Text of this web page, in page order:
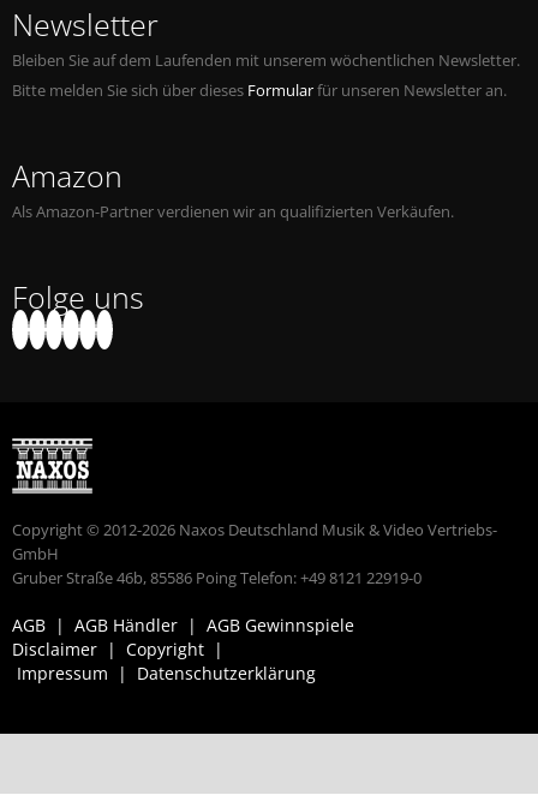
Newsletter
Bleiben Sie auf dem Laufenden mit unserem wöchentlichen Newsletter.
Bitte melden Sie sich über dieses Formularfür unseren Newsletter an.
Amazon
Als Amazon-Partner verdienen wir an qualifizierten Verkäufen.
Folge uns
Copyright © 2012-2026 Naxos Deutschland Musik & Video Vertriebs-
GmbH
Gruber Straße 46b, 85586 Poing Telefon: +49 8121 22919-0
AGB | AGB Händler | AGB Gewinnspiele
Disclaimer | Copyright |
Impressum
| Datenschutzerklärung